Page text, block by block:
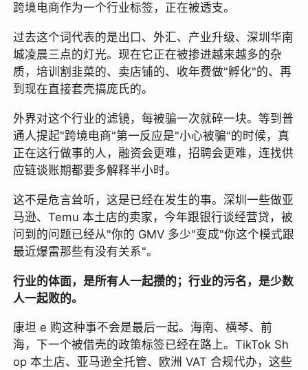
跨境电商作为一个行业标签，正在被透支。
过去这个词代表的是出口、外汇、产业升级、深圳华南
城凌晨三点的灯光。现在它正在被掺进越来越多的杂
质，培训割韭菜的、卖店铺的、收年费做"孵化"的、再
到现在直接套壳搞庞氏的。
外界对这个行业的滤镜，每被骗一次就碎一块。等到普
通人提起"跨境电商"第一反应是"小心被骗"的时候，真
正在这行做事的人，融资会更难，招聘会更难，连找供
应链谈账期都要多解释半小时。
这不是危言耸听，这是已经在发生的事。深圳一些做亚
马逊、Temu 本土店的卖家，今年跟银行谈经营贷，被
问到的问题已经从"你的 GMV 多少"变成"你这个模式跟
最近爆雷那些有没有关系"。
行业的体面，是所有人一起攒的；行业的污名，是少数
人一起败的。
康坦 e 购这种事不会是最后一起。海南、横琴、前
海，下一个被借壳的政策标签已经在路上。TikTok Sh
op 本土店、亚马逊全托管、欧洲 VAT 合规代办，这些